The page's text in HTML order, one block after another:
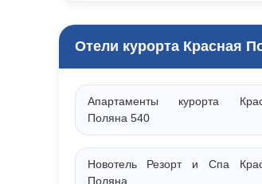
Отели курорта Красная
Апартаменты курорта
Поляна 540
Новотель Резорт и Спа
Поляна